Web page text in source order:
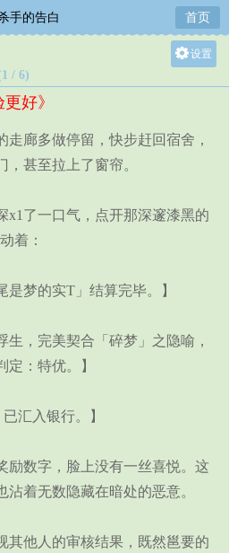
手的告白 首页
设置
中
/ 6)
好》
廊多做停留，快步赶回宿舍，
甚至拉上了窗帘。
了一口气，点开那深邃漆黑的
着：
梦的实T」结算完毕。】
，完美契合「碎梦」之隐喻，
定：特优。】
汇入银行。】
数字，脸上没有一丝喜悦。这
着无数隐藏在暗处的恶意。
他人的审核结果，既然邕要的